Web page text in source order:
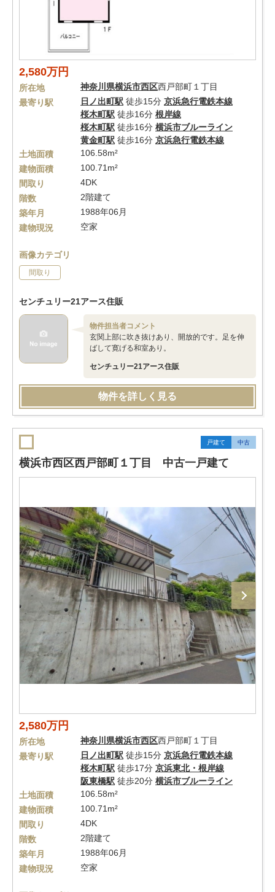
2,580万円
所在地 神奈川県横浜市西区西戸部町１丁目
最寄り駅
日ノ出町駅 徒歩15分 京浜急行電鉄本線
桜木町駅 徒歩16分 根岸線
桜木町駅 徒歩16分 横浜市ブルーライン
黄金町駅 徒歩16分 京浜急行電鉄本線
土地面積
106.58m²
建物面積
100.71m²
間取り
4DK
階数
2階建て
築年月
1988年06月
建物現況
空家
画像カテゴリ
間取り
センチュリー21アース住販
物件担当者コメント
玄関上部に吹き抜けあり、開放的です。足を伸
ばして寛げる和室あり。
センチュリー21アース住販
物件を詳しく見る
戸建て 中古
横浜市西区西戸部町１丁目 中古一戸建て
2,580万円
所在地 神奈川県横浜市西区西戸部町１丁目
最寄り駅
日ノ出町駅 徒歩15分 京浜急行電鉄本線
桜木町駅 徒歩17分 京浜東北・根岸線
阪東橋駅 徒歩20分 横浜市ブルーライン
土地面積
106.58m²
建物面積
100.71m²
間取り
4DK
階数
2階建て
築年月
1988年06月
建物現況
空家